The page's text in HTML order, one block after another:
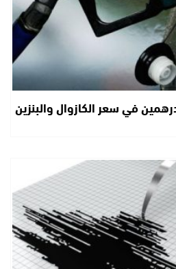
في سعر الكازوال والبنزين